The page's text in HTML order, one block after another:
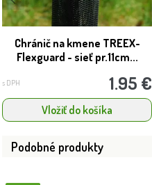
Chránič na kmene TREEX-
Flexguard - sieť pr.11cm...
s DPH 1.95 €
Vložiť do košíka
Podobné produkty